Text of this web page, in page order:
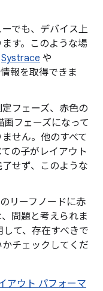
でも、デバイス上
す。このような場
Systrace や
報を取得できま
フェーズ、赤色の
フェーズになって
せん。他のすべて
の子がレイアウト
せず、このような
リーフノードに赤
問題と考えられま
して、存在すべきで
チェックしてくだ
アウト パフォーマ